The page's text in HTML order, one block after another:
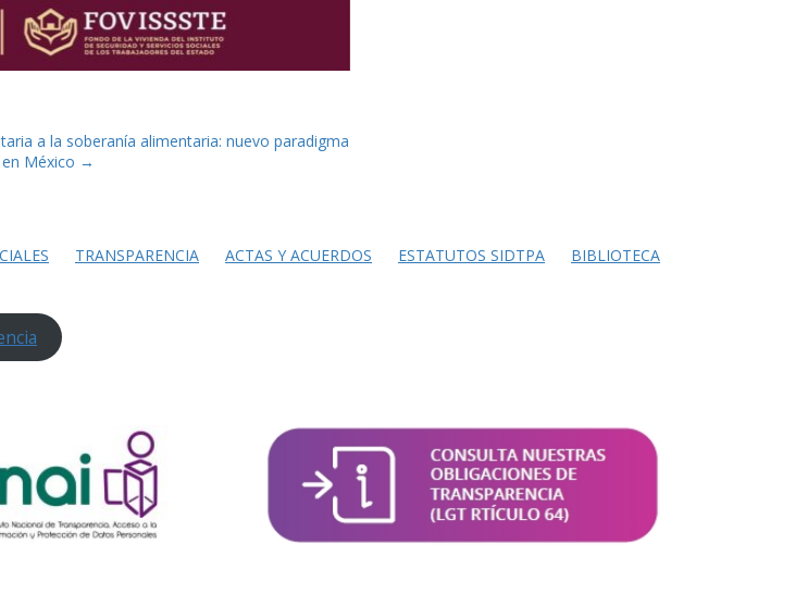
a la soberanía alimentaria: nuevo paradigma
México →
TRANSPARENCIA ACTAS Y ACUERDOS ESTATUTOS SIDTPA BIBLIOTECA